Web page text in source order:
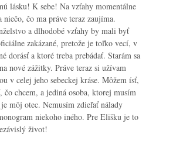
lásku! K sebe! Na vzťahy momentálne
niečo, čo ma práve teraz zaujíma.
a dlhodobé vzťahy by mali byť
zakázané, pretože je toľko vecí, v
dorásť a ktoré treba prebádať. Starám sa
nové zážitky. Práve teraz si užívam
v celej jeho sebeckej kráse. Môžem ísť,
čo chcem, a jediná osoba, ktorej musím
môj otec. Nemusím zdieľať nálady
niekoho iného. Pre Elišku je to
život!